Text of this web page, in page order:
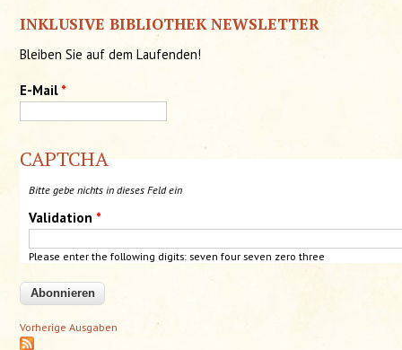
INKLUSIVE BIBLIOTHEK NEWSLETTER
Bleiben Sie auf dem Laufenden!
E-Mail *
CAPTCHA
Bitte gebe nichts in dieses Feld ein
Validation *
Please enter the following digits: seven four seven zero three
Vorherige Ausgaben